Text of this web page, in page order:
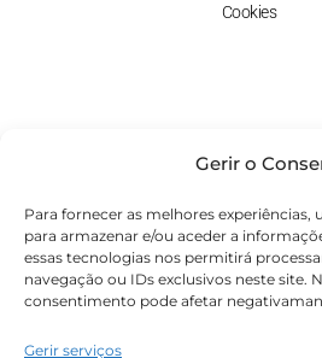
Gerir o
Para fornecer as melhores
para armazenar e/ou aceder a
essas tecnologias nos permitirá
navegação ou IDs exclusivos neste site.
consentimento pode afetar
Gerir serviços
Cookies
© Victoryia Vynn Portugal